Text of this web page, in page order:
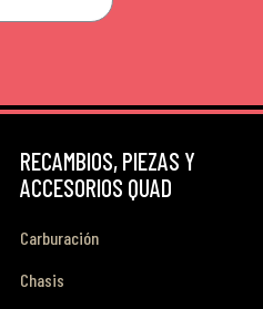
RECAMBIOS, PIEZAS Y
ACCESORIOS QUAD
Carburación
Chasis